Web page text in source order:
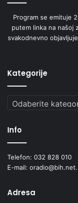
Direktori škola
evidentiraju i
organizacije
poslužiti kao
nastavnog
nadzora u
Organizacija i
Program se emituje
putem linka na našoj
svakodnevno
Kategorije
Kategorije
Info
Telefon: 032 828 010
E-mail:
Adresa